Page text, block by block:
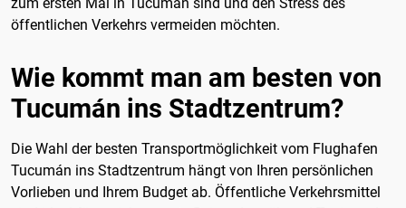
öffentlichen Verkehrs vermeiden möchten.
Wie kommt man am besten von
Tucumán ins Stadtzentrum?
Die Wahl der besten Transportmöglichkeit vom Flughafen
Tucumán ins Stadtzentrum hängt von Ihren persönlichen
Vorlieben und Ihrem Budget ab. Öffentliche Verkehrsmittel